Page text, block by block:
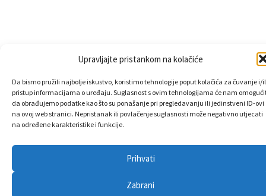
Upravljajte pristankom na kolačiće
Da bismo pružili najbolje iskustvo, koristimo tehnologije poput kolačića za čuvanje i/
pristup informacijama o uređaju. Suglasnost s ovim tehnologijama će nam
da obrađujemo podatke kao što su ponašanje pri pregledavanju ili jedinstveni ID-ovi
na ovoj web stranici. Nepristanak ili povlačenje suglasnosti može negativno utjecati
na određene karakteristike i funkcije.
Prihvati
Zabrani